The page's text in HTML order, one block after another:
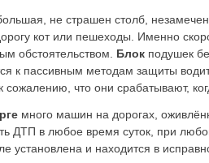
не страшен столб,
кот или пешеходы. Именно
обстоятельством. Блок подушек
к пассивным методам защиты
сожалению, что они срабатывают,
много машин на дорогах,
ДТП в любое время суток, при
установлена и находится в